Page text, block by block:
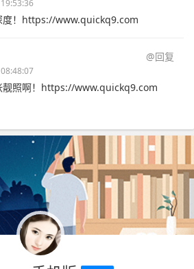
度！https://www.quickq9.com
@回复
靓照啊！https://www.quickq9.com